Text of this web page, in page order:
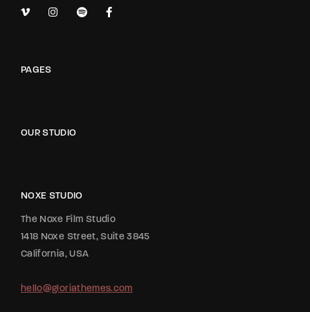
PAGES
OUR STUDIO
NOXE STUDIO
The Noxe Film Studio
1418 Noxe Street, Suite 3845
California, USA
hello@gloriathemes.com